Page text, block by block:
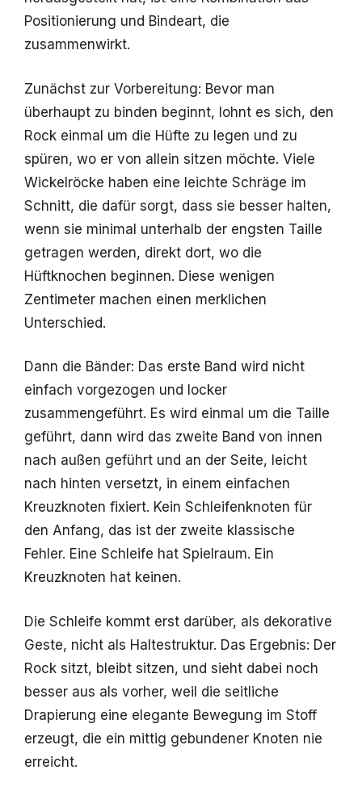
Positionierung und Bindeart, die
zusammenwirkt.
Zunächst zur Vorbereitung: Bevor man
überhaupt zu binden beginnt, lohnt es sich, den
Rock einmal um die Hüfte zu legen und zu
spüren, wo er von allein sitzen möchte. Viele
Wickelröcke haben eine leichte Schräge im
Schnitt, die dafür sorgt, dass sie besser halten,
wenn sie minimal unterhalb der engsten Taille
getragen werden, direkt dort, wo die
Hüftknochen beginnen. Diese wenigen
Zentimeter machen einen merklichen
Unterschied.
Dann die Bänder: Das erste Band wird nicht
einfach vorgezogen und locker
zusammengeführt. Es wird einmal um die Taille
geführt, dann wird das zweite Band von innen
nach außen geführt und an der Seite, leicht
nach hinten versetzt, in einem einfachen
Kreuzknoten fixiert. Kein Schleifenknoten für
den Anfang, das ist der zweite klassische
Fehler. Eine Schleife hat Spielraum. Ein
Kreuzknoten hat keinen.
Die Schleife kommt erst darüber, als dekorative
Geste, nicht als Haltestruktur. Das Ergebnis: Der
Rock sitzt, bleibt sitzen, und sieht dabei noch
besser aus als vorher, weil die seitliche
Drapierung eine elegante Bewegung im Stoff
erzeugt, die ein mittig gebundener Knoten nie
erreicht.